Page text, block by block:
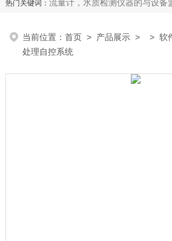
热门关键词： 流量计，水质检测仪器的与设备监控系统、智慧系统监测平台、智慧管
当前位置：首页 > 产品展示 > >软
处理自控系统